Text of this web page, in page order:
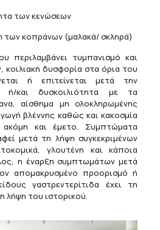
των κενώσεων
των κοπράνων (μαλακά/ σκληρά)
περιλαμβάνει τυμπανισμό και
δυσφορία στα όρια του
ή επιτείνεται μετά την
ή/και δυσκοιλιότητα με τα
αίσθημα μη ολοκληρωμένης
βλέννης καθώς και κακοσμία
και έμετο. Συμπτώματα
μετά τη λήψη συγκεκριμένων
γλουτένη και κάποια
η έναρξη συμπτωμάτων μετά
απομακρυσμένο προορισμό ή
γαστρεντερίτιδα έχει τη
λήψη του ιστορικού.